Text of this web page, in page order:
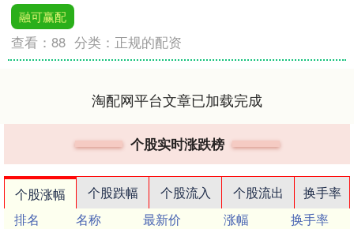
融可赢配
查看：88 分类： 正规的配资
淘配网平台文章已加载完成
个股实时涨跌榜
个股涨幅 个股跌幅 个股流入 个股流出
换手率
排名
名称 最新价 涨幅
换手率